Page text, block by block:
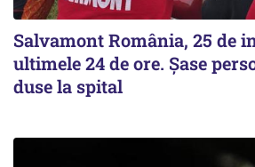
Salvamont România, 25 de
ultimele 24 de ore. Șase
duse la spital